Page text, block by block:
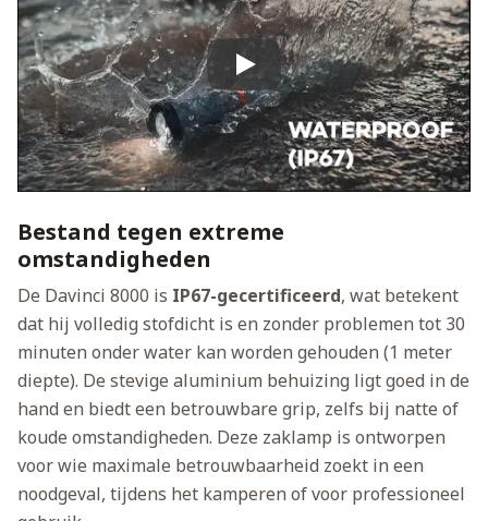
Play
Bestand tegen extreme
omstandigheden
De Davinci 8000 is IP67-gecertificeerd, wat betekent
dat hij volledig stofdicht is en zonder problemen tot 30
minuten onder water kan worden gehouden (1 meter
diepte). De stevige aluminium behuizing ligt goed in de
hand en biedt een betrouwbare grip, zelfs bij natte of
koude omstandigheden. Deze zaklamp is ontworpen
voor wie maximale betrouwbaarheid zoekt in een
noodgeval, tijdens het kamperen of voor professioneel